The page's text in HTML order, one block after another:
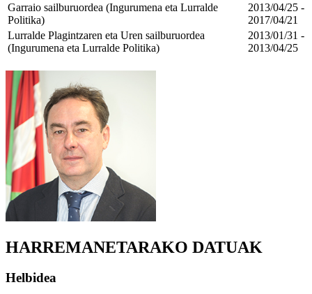
Garraio sailburuordea (Ingurumena eta Lurralde
Politika)
2013/04/25 -
2017/04/21
Lurralde Plagintzaren eta Uren sailburuordea
(Ingurumena eta Lurralde Politika)
2013/01/31 -
2013/04/25
HARREMANETARAKO DATUAK
Helbidea